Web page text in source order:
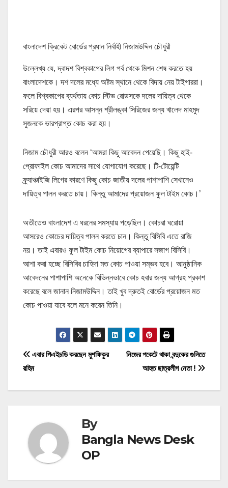
বাংলাদেশ ক্রিকেট বোর্ডের প্রধান নির্বাহী নিজামউদ্দিন চৌধুরী
উল্লেখ্য যে, দ্বাদশ বিশ্বকাপের লিগ পর্ব থেকে মিশন শেষ করতে হয়
বাংলাদেশকে। দশ দলের মধ্যে অষ্টম স্থানে থেকে বিদায় নেয় টাইগাররা।
ফলে বিশ্বকাপের ব্যর্থতায় কোচ স্টিভ রোডসকে দলের দায়িত্ব থেকে
সরিয়ে দেয়া হয়। এরপর আসন্ন শ্রীলঙ্কা সিরিজের জন্য খালেদ মাহমুদ
সুজনকে ভারপ্রাপ্ত কোচ করা হয়।
নিজাম চৌধুরী আরও বলেন ‘আমরা কিছু আবেদন পেয়েছি। কিছু হাই-
প্রোফাইল কোচ আমাদের সাথে যোগাযোগ করেছে। টি-টোয়েন্টি
ফ্র্যাঞ্চাইজি লিগের কারণে কিছু কোচ জাতীয় দলের পাশাপাশি সেখানেও
দায়িত্ব পালন করতে চায়। কিন্তু আমাদের প্রয়োজন ফুল টাইম কোচ।’
অতীতেও বাংলাদেশ এ ধরনের সমস্যায় পড়েছিল। কোচরা ঘরোয়া
আসরেও কোচের দায়িত্ব পালন করতে চান। কিন্তু বিসিবি এতে রাজি
নয়। তাই এবারও ফুল টাইম কোচ নিয়োগের ব্যাপারে সজাগ বিসিবি।
আশা করা হচ্ছে বিসিবির চাহিদা মত কোচ পাওয়া সম্ভব হবে। আনুষ্ঠানিক
আবেদনের পাশাপাশি অনেকে বিভিন্নভাবে কোচ হবার জন্য আগ্রহ প্রকাশ
করেছে বলে জানান নিজামউদ্দিন। তাই খুব দ্রুতই বোর্ডের প্রয়োজন মত
কোচ পাওয়া যাবে বলে মনে করেন তিনি।
P
n
v
নিজের পকেটে থাকা বন্দুকের গুলিতে
আহত ছাত্রলীগ নেতা !
এবার পিএইচডি করছেন মুশফিকুর
রহিম
By
Bangla News Desk
OP